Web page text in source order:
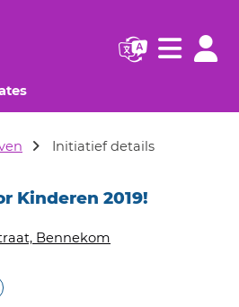
pagina)
(huidige pagina)
Navigatie
Initiatief details
Kinderen 2019!
Bennekom